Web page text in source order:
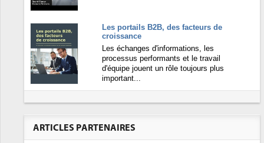
Les portails B2B, des facteurs de
croissance
Les échanges d'informations, les
processus performants et le travail
d'équipe jouent un rôle toujours plus
important...
ARTICLES PARTENAIRES